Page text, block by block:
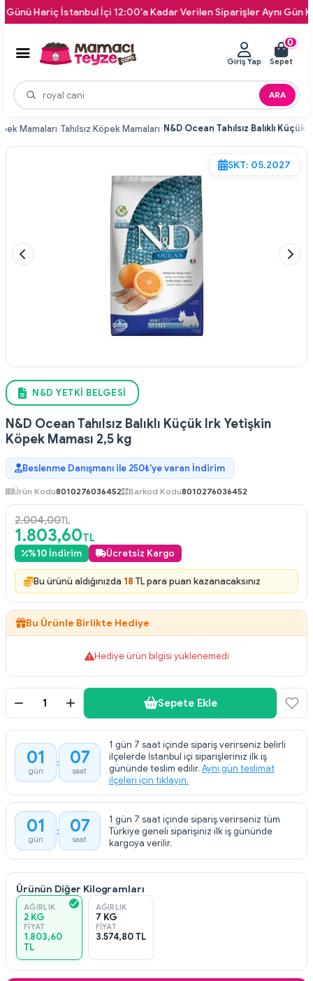
İstanbul İçi 12:00'a Kadar Verilen Siparişler Aynı Gün Kapınıza
ARA
Giriş Yap
0
Sepet
Mamaları Tahılsız Köpek Mamaları
SKT: 05.2027
N&D YETKI BELGESI
N&D Ocean Tahılsız Balıklı Küçük Irk Yetişkin
Köpek Maması 2,5 kg
Beslenme Danışmanı ile 250₺'ye varan İndirim
Ürün Kodu8010276036452 Barkod Kodu8010276036452
2.004,00TL
1.803,60TL
%10 İndirim Ücretsiz Kargo
Bu ürünü aldığınızda 18 TL para puan kazanacaksınız
Bu Ürünle Birlikte Hediye
Hediye ürün bilgisi yüklenemedi
Sepete Ekle
01
gün
07
saat
1 gün 7 saat içinde sipariş verirseniz belirli
ilçelerde İstanbul içi siparişleriniz ilk iş
gününde teslim edilir. Aynı gün teslimat
ilçeleri için tıklayın.
01
gün
07
saat
1 gün 7 saat içinde sipariş verirseniz tüm
Türkiye geneli siparişiniz ilk iş gününde
kargoya verilir.
Ürünün Diğer Kilogramları
AĞIRLIK
2 KG
FIYAT
1.803,60
TL
AĞIRLIK
7 KG
FIYAT
3.574,80 TL